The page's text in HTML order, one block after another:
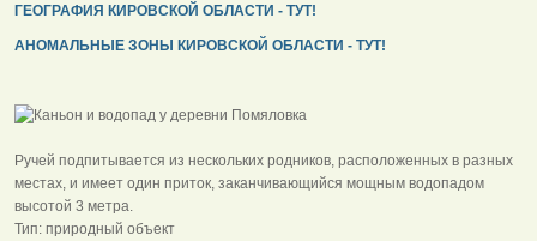
ГЕОГРАФИЯ КИРОВСКОЙ ОБЛАСТИ - ТУТ!
АНОМАЛЬНЫЕ ЗОНЫ КИРОВСКОЙ ОБЛАСТИ - ТУТ!
Ручей подпитывается из нескольких родников, расположенных в разных
местах, и имеет один приток, заканчивающийся мощным водопадом
высотой 3 метра.
Тип: природный объект